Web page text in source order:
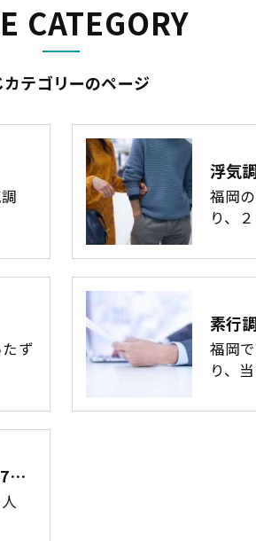
カテゴリーのページ
CATEGORY
浮気
福岡
り、
ず
素行
福岡
り、
福岡【人探し、行方調査】｜つばめ探偵社｜17年間全案件解明継続中